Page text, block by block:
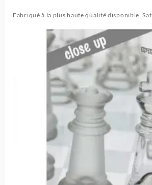
Fabriqué à la plus haute qualité disponible.